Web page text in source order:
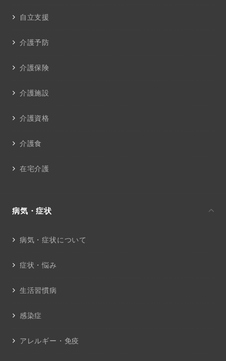
自立支援
介護予防
介護保険
介護施設
介護資格
介護食
在宅介護
病気・症状
病気・症状について
症状・悩み
生活習慣病
感染症
アレルギー・免疫